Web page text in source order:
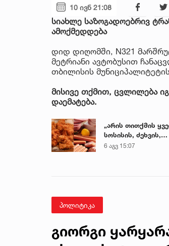
10 ივნ 21:08
სიახლე საზოგადოებრივ
ამოქმედდება
დიდ დიღომში, N321
მეტრიანი ავტობუსით
თბილისის
მისივე თქმით, ცვლილება
დაემატება.
„არის თითქმის
სოსისის, ძეხვის,
ქათმის
6 აგვ 15:07
პოლიტიკა
გიორგი